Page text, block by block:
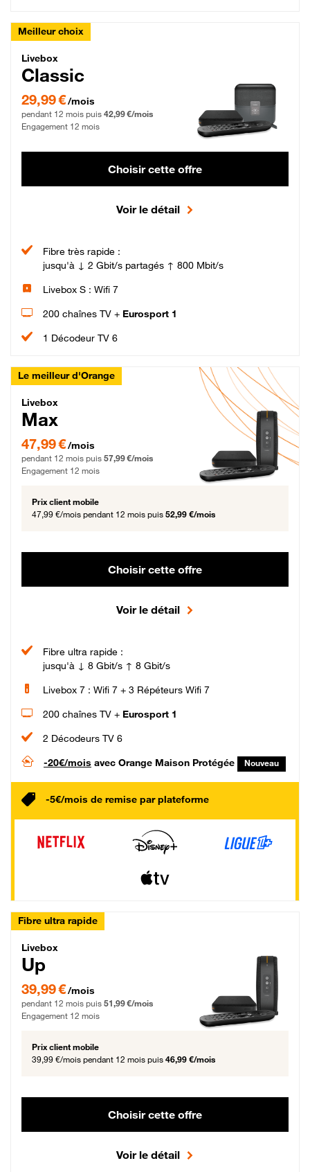
Meilleur choix
Livebox Classic Fibre
Livebox
Classic
29,99 € par mois pendant 12 mois puis 42,99 € par mois, Engagement 12 mois
29,99 €/mois
pendant 12 mois puis 42,99 €/mois
Engagement 12 mois
Choisir cette offre
Voir le détail
Fibre très rapide :
jusqu'à ↓ 2 Gbit/s partagés ↑ 800 Mbit/s
Livebox S : Wifi 7
200 chaînes TV + Eurosport 1
1 Décodeur TV 6
Le meilleur d'Orange
Livebox Max Fibre
Livebox
Max
47,99 € par mois pendant 12 mois puis 57,99 € par mois, Engagement 12 mois
47,99 €/mois
pendant 12 mois puis 57,99 €/mois
Engagement 12 mois
Prix client mobile
47,99 €/mois pendant 12 mois puis 52,99 €/mois
Choisir cette offre
Voir le détail
Fibre ultra rapide :
jusqu'à ↓ 8 Gbit/s ↑ 8 Gbit/s
Livebox 7 : Wifi 7 + 3 Répéteurs Wifi 7
200 chaînes TV + Eurosport 1
2 Décodeurs TV 6
-20€/mois avec Orange Maison Protégée Nouveau
-5€/mois de remise par plateforme
Fibre ultra rapide
Livebox Up Fibre
Livebox
Up
39,99 € par mois pendant 12 mois puis 51,99 € par mois, Engagement 12 mois
39,99 €/mois
pendant 12 mois puis 51,99 €/mois
Engagement 12 mois
Prix client mobile
39,99 €/mois pendant 12 mois puis 46,99 €/mois
Choisir cette offre
Voir le détail